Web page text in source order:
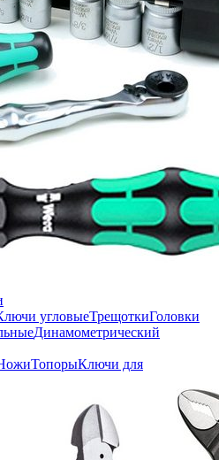
угловыеТрещоткиГоловки
Динамометрический
ТопорыКлючи для